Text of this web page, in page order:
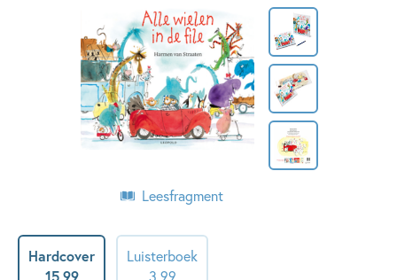
Leesfragment
Hardcover
15,99
Luisterboek
3 99